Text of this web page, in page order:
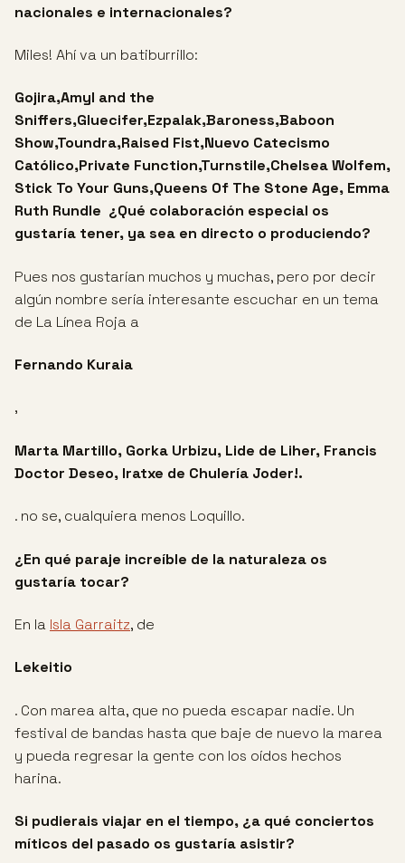
nacionales e internacionales?
Miles! Ahí va un batiburrillo:
Gojira,Amyl and the
Sniffers,Gluecifer,Ezpalak,Baroness,Baboon
Show,Toundra,Raised Fist,Nuevo Catecismo
Católico,Private Function,Turnstile,Chelsea Wolfem,
Stick To Your Guns,Queens Of The Stone Age, Emma
Ruth Rundle ¿Qué colaboración especial os
gustaría tener, ya sea en directo o produciendo?
Pues nos gustarían muchos y muchas, pero por decir
algún nombre sería interesante escuchar en un tema
de La Línea Roja a
Fernando Kuraia
,
Marta Martillo, Gorka Urbizu, Lide de Liher, Francis
Doctor Deseo, Iratxe de Chulería Joder!.
. no se, cualquiera menos Loquillo.
¿En qué paraje increíble de la naturaleza os
gustaría tocar?
En la Isla Garraitz, de
Lekeitio
. Con marea alta, que no pueda escapar nadie. Un
festival de bandas hasta que baje de nuevo la marea
y pueda regresar la gente con los oídos hechos
harina.
Si pudierais viajar en el tiempo, ¿a qué conciertos
míticos del pasado os gustaría asistir?